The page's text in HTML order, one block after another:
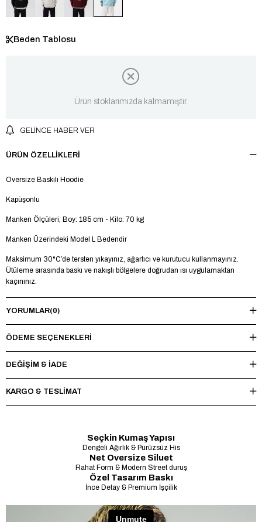
Beden Tablosu
Ürün stoklarımızda kalmamıştır.
GELINCE HABER VER
ÜRÜN ÖZELLIKLERI
Oversize Baskılı Hoodie
Kapüşonlu
Manken Ölçüleri; Boy: 185 cm - Kilo: 70 kg
Manken Üzerindeki Model L Bedendir
Maksimum 30°C’de tersten yıkayınız, ağartıcı ve kurutucu kullanmayınız.
Ütüleme sırasında baskı ve nakışlı bölgelere doğrudan ısı uygulamaktan
kaçınınız.
YORUMLAR(0)
ÖDEME SEÇENEKLERI
DEĞİŞİM & İADE
KARGO & TESLİMAT
Seçkin Kumaş Yapısı
Dengeli Ağırlık & Pürüzsüz His
Net Oversize Siluet
Rahat Form & Modern Street duruş
Özel Tasarım Baskı
İnce Detay & Premium İşçilik